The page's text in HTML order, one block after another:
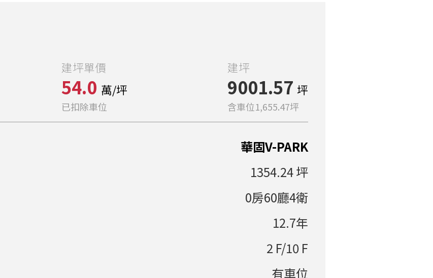
建坪單價
54.0 萬/坪
已扣除車位
建坪
9001.57 坪
含車位1,655.47坪
華固V-PARK
1354.24 坪
0房60廳4衛
12.7年
2 F/10 F
有車位